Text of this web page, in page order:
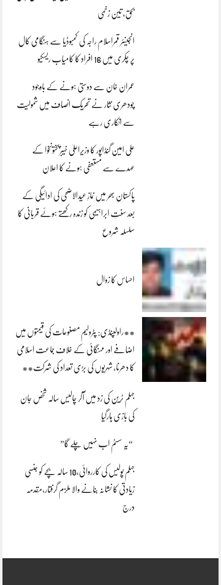
بحق، تین زخمی
انجینئر قمراسلام راجہ کی کمبوڈیا سے ہنگامی کال
پر چکری میں 16 افراد کا کامیاب ریسکیو
عمران خان سے دوستی ہونے کے باوجود
چودھری نثار نے تحریک انصاف میں شمولیت
سے انکاری رہے
علی امین گنڈاپور کا وزیراعلیٰ خیبرپختونخوا کے
عہدے سے مستعفی ہونے کا اعلان
پاکستان بھر میں نمازِ عیدالاضحی کی ادائیگی کے
بعد سنتِ ابراہیمی کو زندہ رکھتے ہوئے قربانی کا
سلسلہ شروع
احساس کا زوال
**راولپنڈی: پٹرولیم مصنوعات کی قیمتوں میں
اضافے اور مہنگائی کے خلاف جماعت اسلامی
کا دھرنا، شہریوں کی بڑی تعداد کی شرکت**
جہلم ٹرین کی زد میں آکر چالیس سالہ شخص جان
کی بازی ہارگیا
“یہ سسٹم اب نہیں چلے گا”
جہلم پولیس کی کارروائی،10 سالہ بچے کو جنسی
زیادتی کا نشانہ بنانے والا ملزم گرفتار،مقدمہ
درج